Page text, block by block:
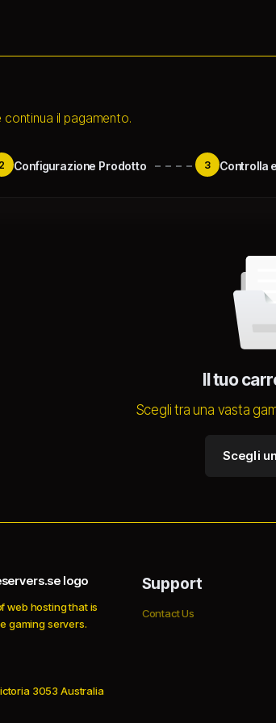
il pagamento.
2 Configurazione Prodotto 3 Controlla
Il tuo
Scegli tra una vasta
Scegli
web hosting that is
gaming servers.
3053 Australia
Support
Contact Us